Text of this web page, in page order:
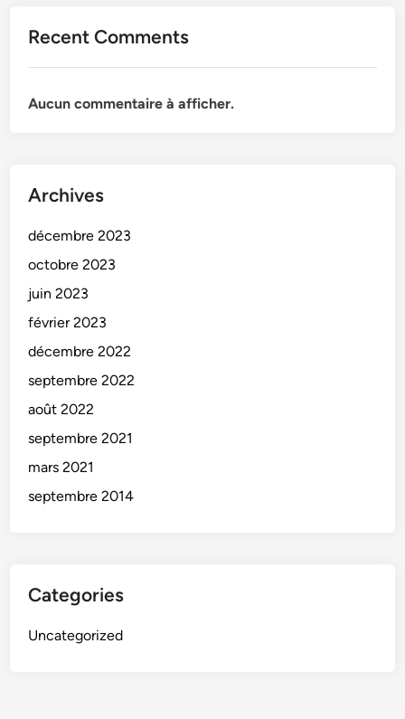
Recent Comments
Aucun commentaire à afficher.
Archives
décembre 2023
octobre 2023
juin 2023
février 2023
décembre 2022
septembre 2022
août 2022
septembre 2021
mars 2021
septembre 2014
Categories
Uncategorized